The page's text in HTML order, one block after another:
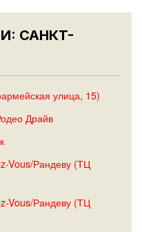
САНКТ-
улица, 15)
Драйв
Vous/Рандеву (ТЦ
Vous/Рандеву (ТЦ